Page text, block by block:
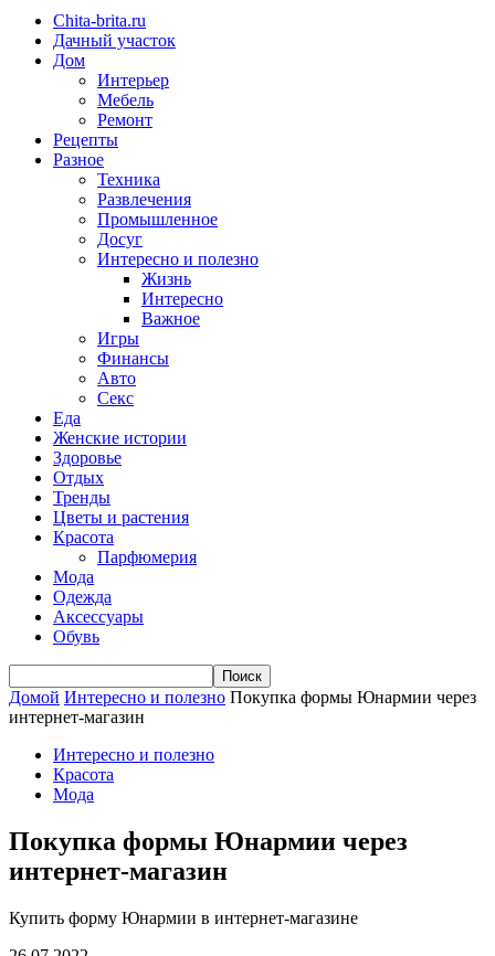
Chita-brita.ru
Дачный участок
Дом
Интерьер
Мебель
Ремонт
Рецепты
Разное
Техника
Развлечения
Промышленное
Досуг
Интересно и полезно
Жизнь
Интересно
Важное
Игры
Финансы
Авто
Секс
Еда
Женские истории
Здоровье
Отдых
Тренды
Цветы и растения
Красота
Парфюмерия
Мода
Одежда
Аксессуары
Обувь
Домой Интересно и полезно Покупка формы Юнармии через
интернет-магазин
Интересно и полезно
Красота
Мода
Покупка формы Юнармии через
интернет-магазин
Купить форму Юнармии в интернет-магазине